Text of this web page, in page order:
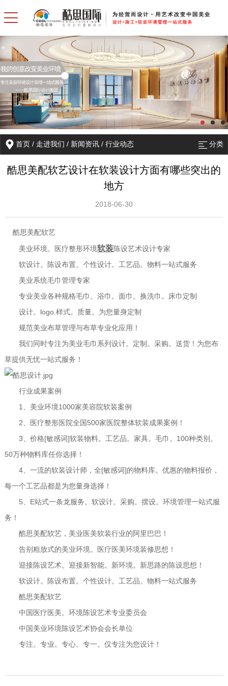
首页 / 走进我们 / 新闻资讯 /行业动态 分类
酷思美配软艺设计在软装设计方面有哪些突出的
地方
2018-06-30
酷思美配软艺
美业环境。医疗整形环境软装陈设艺术设计专家
软设计。陈设布置。个性设计。工艺品。物料一站式服务
美业系统毛巾管理专家
专业美业各种规格毛巾。浴巾。面巾。换洗巾。床巾定制
设计。logo.样式。质量。为您量身定制
规范美业布草管理与布草专业化应用！
我们同时专注为美业毛巾系列设计。定制。采购。送货！为您布
草提供无忧一站式服务！
行业成果案例
1、美业环境1000家美容院软装案例
2、医疗整形医院全国500家医院整体软装成果案例！
3、价格[敏感词]软装物料。工艺品。家具。毛巾。100种类别。
50万种物料库任你选择！
4、一流的软装设计师，全[敏感词]的物料库。优惠的物料报价，
每一个工艺品都是为您量身选择！
5、E站式一条龙服务。软设计。采购。摆设。环境管理一站式服
务！
酷思美配软艺，美业医美软装行业的阿里巴巴！
告别粗放式的美业环境。医疗医美环境装修思想！
迎接陈设艺术。迎接新智能。新环境。新思路的陈设思想！
软设计。陈设布置。个性设计。工艺品。物料一站式服务
酷思美配软艺
中国医疗医美。环境陈设艺术专业委员会
中国美业环境陈设艺术协会会长单位
专注。专业。专心。专一。仅专注为您设计！